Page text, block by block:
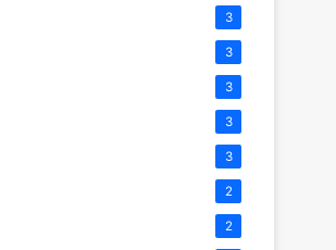
3
3
3
3
3
2
2